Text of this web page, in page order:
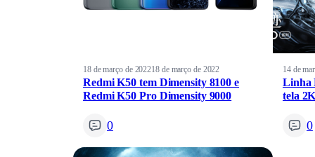
18 de março de 202218 de março de 2022
Redmi K50 tem Dimensity 8100 e
Redmi K50 Pro Dimensity 9000
0
14 de
Linha
tela
0